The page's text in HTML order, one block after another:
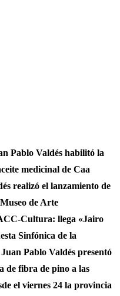
Pablo Valdés habilitó la
medicinal de Caa
realizó el lanzamiento de
de Arte
Cultura: llega «Jairo
Sinfónica de la
Pablo Valdés presentó
de fibra de pino a las
el viernes 24 la provincia